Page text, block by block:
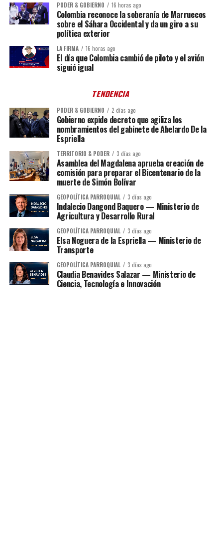
PODER & GOBIERNO 16 horas ago
Colombia reconoce la soberanía de Marruecos
sobre el Sáhara Occidental y da un giro a su
política exterior
LA FIRMA 16 horas ago
El día que Colombia cambió de piloto y el avión
siguió igual
TENDENCIA
PODER & GOBIERNO 2 días ago
Gobierno expide decreto que agiliza los
nombramientos del gabinete de Abelardo De la
Espriella
TERRITORIO & PODER 3 días ago
Asamblea del Magdalena aprueba creación de
comisión para preparar el Bicentenario de la
muerte de Simón Bolívar
GEOPOLÍTICA PARROQUIAL 3 días ago
Indalecio Dangond Baquero — Ministerio de
Agricultura y Desarrollo Rural
GEOPOLÍTICA PARROQUIAL 3 días ago
Elsa Noguera de la Espriella — Ministerio de
Transporte
GEOPOLÍTICA PARROQUIAL 3 días ago
Claudia Benavides Salazar — Ministerio de
Ciencia, Tecnología e Innovación